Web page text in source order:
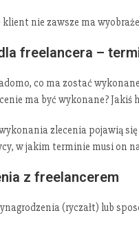
klient nie zawsze ma
freelancera –
co ma zostać
ma być wykonane? Jakiś
zlecenia pojawią
w jakim terminie musi on
z freelancerem
(ryczałt) lub